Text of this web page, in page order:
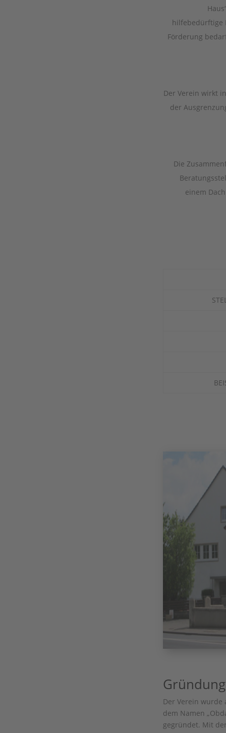
hilfebedürftige
Förderung
Der Verein wirkt
der
Die
einem
Der Verein wurde
dem Namen
gegründet. Mit